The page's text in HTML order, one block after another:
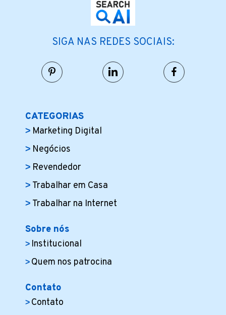
SIGA NAS REDES SOCIAIS:
CATEGORIAS
Marketing Digital
Negócios
Revendedor
Trabalhar em Casa
Trabalhar na Internet
Sobre nós
Institucional
Quem nos patrocina
Contato
Contato